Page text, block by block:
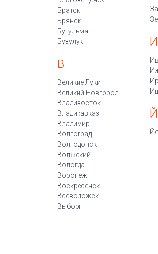
Братск
Брянск
Бугульма
Бузулук
В
Великие Луки
Великий Новгород
Владивосток
Владикавказ
Владимир
Волгоград
Волгодонск
Волжский
Вологда
Воронеж
Воскресенск
Всеволожск
Выборг
И
Й